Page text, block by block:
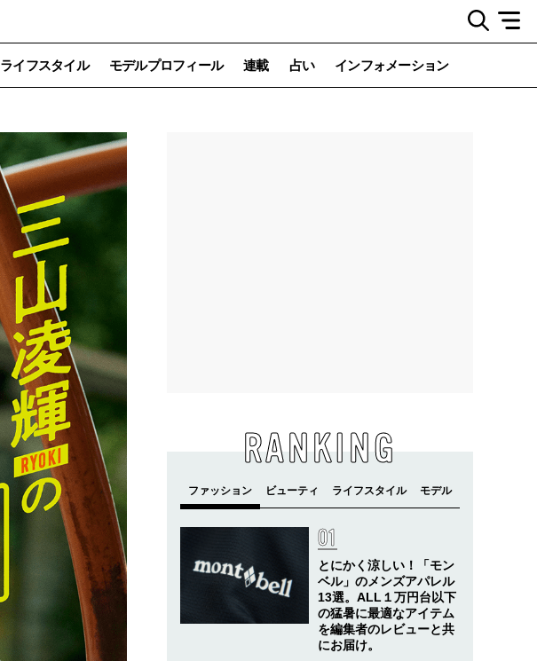
ライフスタイル モデルプロフィール 連載 占い インフォメーション
RANKING
とにかく涼しい！「モン
ベル」のメンズアパレル
13選。ALL１万円台以下
の猛暑に最適なアイテム
を編集者のレビューと共
にお届け。